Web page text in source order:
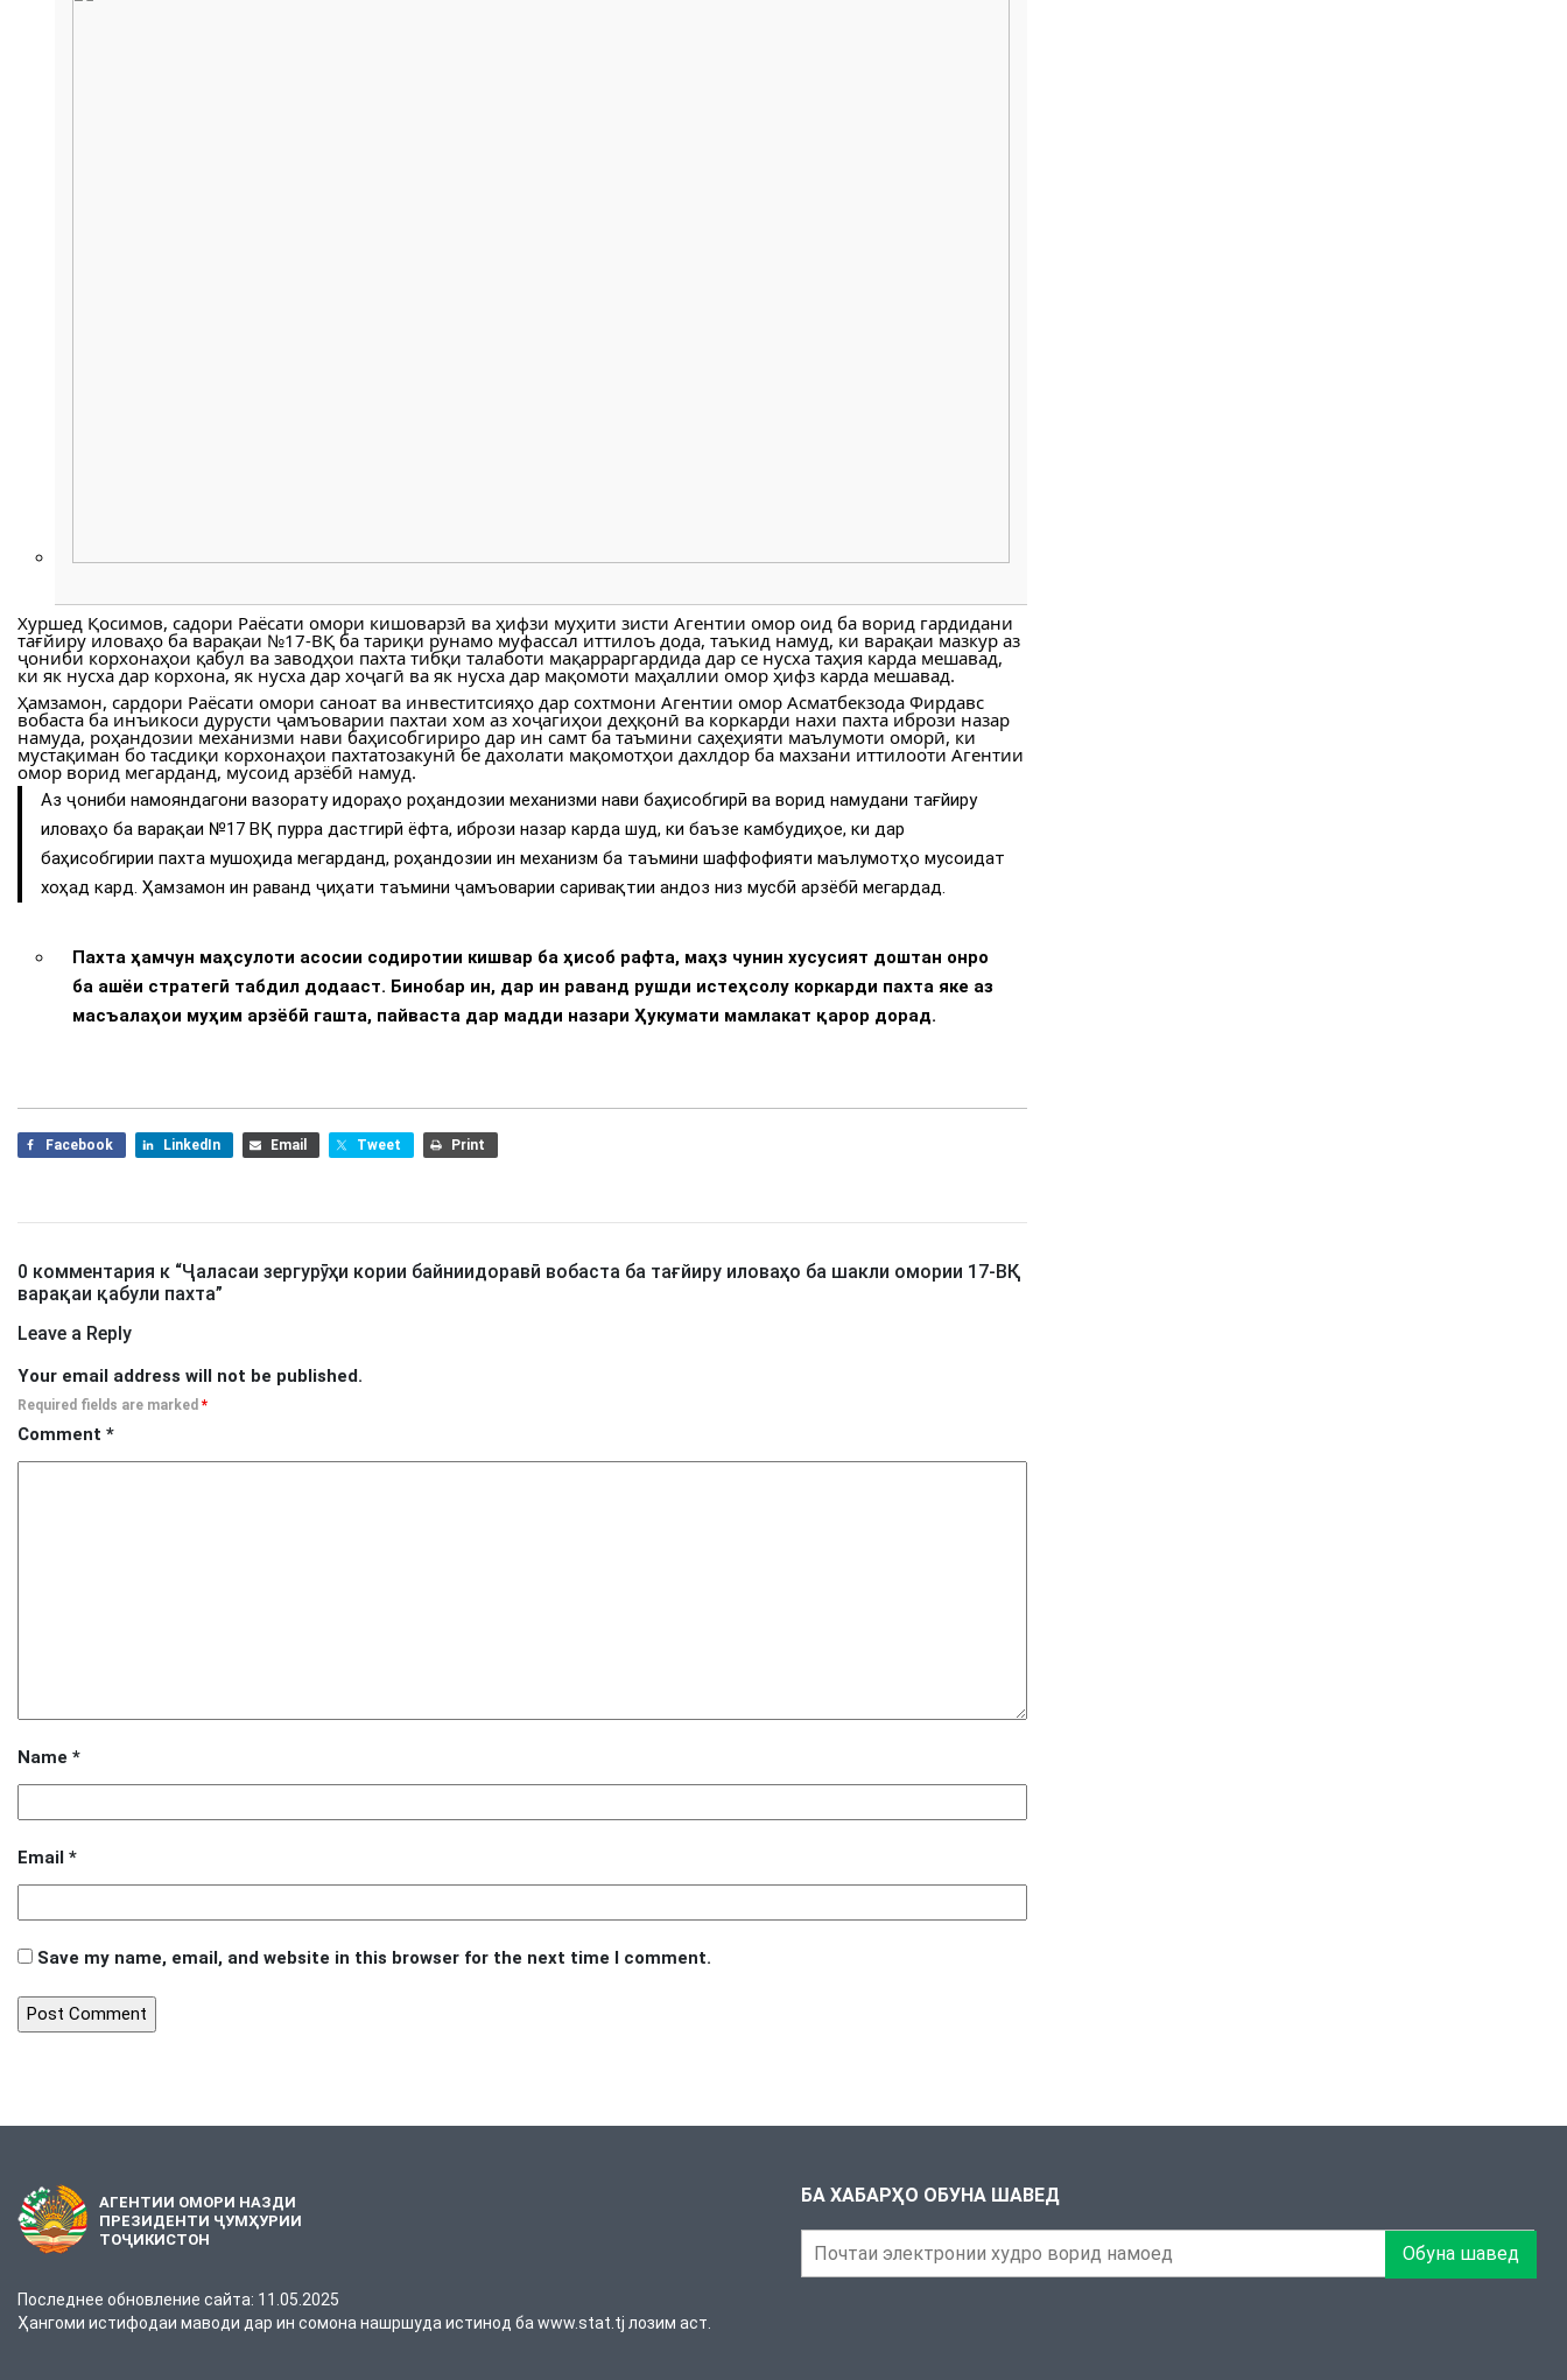
Хуршед Қосимов, садори Раёсати омори кишоварзӣ ва ҳифзи муҳити зисти Агентии омор оид ба ворид гардидани
тағйиру иловаҳо ба варақаи №17-ВҚ ба тариқи рунамо муфассал иттилоъ дода, таъкид намуд, ки варақаи мазкур аз
ҷониби корхонаҳои қабул ва заводҳои пахта тибқи талаботи мақарраргардида дар се нусха таҳия карда мешавад,
ки як нусха дар корхона, як нусха дар хоҷагӣ ва як нусха дар мақомоти маҳаллии омор ҳифз карда мешавад.
Ҳамзамон, сардори Раёсати омори саноат ва инвеститсияҳо дар сохтмони Агентии омор Асматбекзода Фирдавс
вобаста ба инъикоси дурусти ҷамъоварии пахтаи хом аз хоҷагиҳои деҳқонӣ ва коркарди нахи пахта ибрози назар
намуда, роҳандозии механизми нави баҳисобгириро дар ин самт ба таъмини саҳеҳияти маълумоти оморӣ, ки
мустақиман бо тасдиқи корхонаҳои пахтатозакунӣ бе дахолати мақомотҳои дахлдор ба махзани иттилооти Агентии
омор ворид мегарданд, мусоид арзёбӣ намуд.
Аз ҷониби намояндагони вазорату идораҳо роҳандозии механизми нави баҳисобгирӣ ва ворид намудани тағйиру
иловаҳо ба варақаи №17 ВҚ пурра дастгирӣ ёфта, ибрози назар карда шуд, ки баъзе камбудиҳое, ки дар
баҳисобгирии пахта мушоҳида мегарданд, роҳандозии ин механизм ба таъмини шаффофияти маълумотҳо мусоидат
хоҳад кард. Ҳамзамон ин раванд ҷиҳати таъмини ҷамъоварии саривақтии андоз низ мусбӣ арзёбӣ мегардад.
Пахта ҳамчун маҳсулоти асосии содиротии кишвар ба ҳисоб рафта, маҳз чунин хусусият доштан онро
ба ашёи стратегӣ табдил додааст. Бинобар ин, дар ин раванд рушди истеҳсолу коркарди пахта яке аз
масъалаҳои муҳим арзёбӣ гашта, пайваста дар мадди назари Ҳукумати мамлакат қарор дорад.
Facebook LinkedIn Email Tweet Print
0 комментария к “Ҷаласаи зергурӯҳи кории байниидоравӣ вобаста ба тағйиру иловаҳо ба шакли омории 17-ВҚ
варақаи қабули пахта”
Leave a Reply
Your email address will not be published.
Required fields are marked *
Comment *
Name *
Email *
Save my name, email, and website in this browser for the next time I comment.
АГЕНТИИ ОМОРИ НАЗДИ
ПРЕЗИДЕНТИ ҶУМҲУРИИ
ТОҶИКИСТОН
Последнее обновление сайта: 11.05.2025
Ҳангоми истифодаи маводи дар ин сомона нашршуда истинод ба www.stat.tj лозим аст.
БА ХАБАРҲО ОБУНА ШАВЕД
Обуна шавед